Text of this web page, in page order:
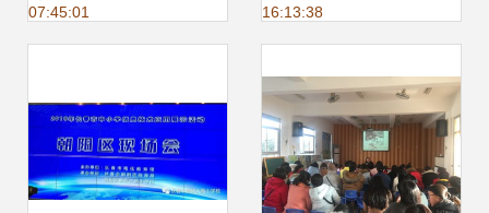
07:45:01
16:13:38